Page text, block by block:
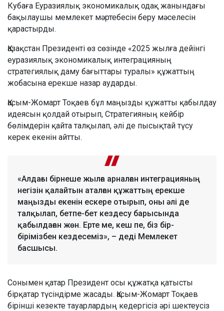
Кубаға Еуразиялық экономикалық одақ жанындағы
бақылаушы мемлекет мәртебесін беру мәселесін
қарастырды.
Қазақстан Президенті өз сөзінде «2025 жылға дейінгі
еуразиялық экономикалық интеграцияның
стратегиялық даму бағыттары туралы» құжаттың
жобасына ерекше назар аударды.
Қасым-Жомарт Тоқаев бұл маңызды құжатты қабылдау
идеясын қолдай отырып, Стратегияның кейбір
бөлімдерін қайта талқылап, әлі де пысықтай түсу
керек екенін айтты.
«Алдағы бірнеше жылға арналған интеграцияның
негізін қалайтын аталған құжаттың ерекше
маңызды екенін ескере отырып, оны әлі де
талқылап, бетпе-бет кездесу барысында
қабылдаған жөн. Ерте ме, кеш пе, біз бір-
бірімізбен кездесеміз», – деді Мемлекет
басшысы.
Сонымен қатар Президент осы құжатқа қатысты
бірқатар түсіндірме жасады. Қасым-Жомарт Тоқаев
бірінші кезекте тауарлардың кедергісіз әрі шектеусіз